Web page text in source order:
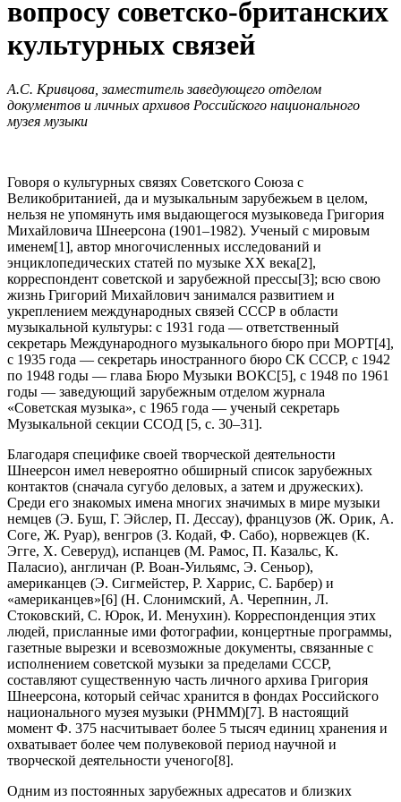
вопросу советско-британских
культурных связей
А.С. Кривцова, заместитель заведующего отделом
документов и личных архивов Российского национального
музея музыки
Говоря о культурных связях Советского Союза с
Великобританией, да и музыкальным зарубежьем в целом,
нельзя не упомянуть имя выдающегося музыковеда Григория
Михайловича Шнеерсона (1901–1982). Ученый с мировым
именем[1], автор многочисленных исследований и
энциклопедических статей по музыке ХХ века[2],
корреспондент советской и зарубежной прессы[3]; всю свою
жизнь Григорий Михайлович занимался развитием и
укреплением международных связей СССР в области
музыкальной культуры: с 1931 года — ответственный
секретарь Международного музыкального бюро при МОРТ[4],
с 1935 года — секретарь иностранного бюро СК СССР, с 1942
по 1948 годы — глава Бюро Музыки ВОКС[5], с 1948 по 1961
годы — заведующий зарубежным отделом журнала
«Советская музыка», с 1965 года — ученый секретарь
Музыкальной секции ССОД [5, с. 30–31].
Благодаря специфике своей творческой деятельности
Шнеерсон имел невероятно обширный список зарубежных
контактов (сначала сугубо деловых, а затем и дружеских).
Среди его знакомых имена многих значимых в мире музыки
немцев (Э. Буш, Г. Эйслер, П. Дессау), французов (Ж. Орик, А.
Соге, Ж. Руар), венгров (З. Кодай, Ф. Сабо), норвежцев (К.
Эгге, Х. Северуд), испанцев (М. Рамос, П. Казальс, К.
Паласио), англичан (Р. Воан-Уильямс, Э. Сеньор),
американцев (Э. Сигмейстер, Р. Харрис, С. Барбер) и
«американцев»[6] (Н. Слонимский, А. Черепнин, Л.
Стоковский, С. Юрок, И. Менухин). Корреспонденция этих
людей, присланные ими фотографии, концертные программы,
газетные вырезки и всевозможные документы, связанные с
исполнением советской музыки за пределами СССР,
составляют существенную часть личного архива Григория
Шнеерсона, который сейчас хранится в фондах Российского
национального музея музыки (РНММ)[7]. В настоящий
момент Ф. 375 насчитывает более 5 тысяч единиц хранения и
охватывает более чем полувековой период научной и
творческой деятельности ученого[8].
Одним из постоянных зарубежных адресатов и близких